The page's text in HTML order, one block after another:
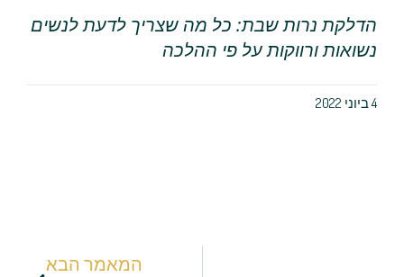
הדלקת נרות שבת: כל מה שצריך לדעת לנשים
נשואות ורווקות על פי ההלכה
המאמר הבא